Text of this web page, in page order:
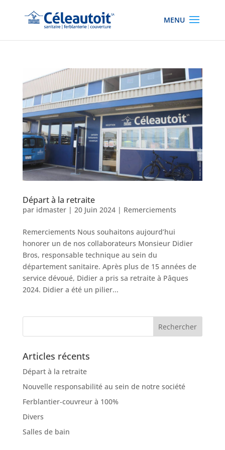
Départ à la retraite
par idmaster| 20 Juin 2024| Remerciements
Remerciements Nous souhaitons aujourd’hui
honorer un de nos collaborateurs Monsieur Didier
Bros, responsable technique au sein du
département sanitaire. Après plus de 15 années de
service dévoué, Didier a pris sa retraite à Pâques
2024. Didier a été un pilier...
Articles récents
Départ à la retraite
Nouvelle responsabilité au sein de notre société
Ferblantier-couvreur à 100%
Divers
Salles de bain